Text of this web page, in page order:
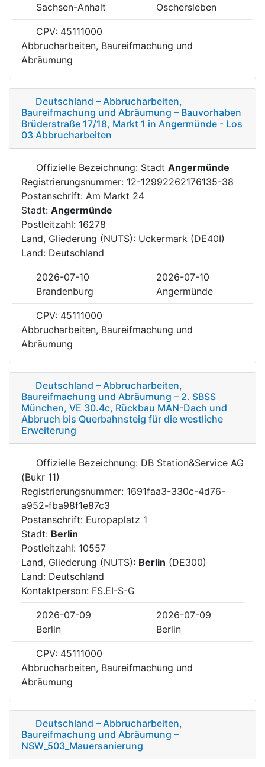
Sachsen-Anhalt
Oschersleben
CPV: 45111000
Abbrucharbeiten, Baureifmachung und
Abräumung
Deutschland – Abbrucharbeiten,
Baureifmachung und Abräumung – Bauvorhaben
Brüderstraße 17/18, Markt 1 in Angermünde - Los
03 Abbrucharbeiten
Offizielle Bezeichnung: Stadt Angermünde
Registrierungsnummer: 12-12992262176135-38
Postanschrift: Am Markt 24
Stadt: Angermünde
Postleitzahl: 16278
Land, Gliederung (NUTS): Uckermark (DE40I)
Land: Deutschland
2026-07-10
2026-07-10
Brandenburg
Angermünde
CPV: 45111000
Abbrucharbeiten, Baureifmachung und
Abräumung
Deutschland – Abbrucharbeiten,
Baureifmachung und Abräumung – 2. SBSS
München, VE 30.4c, Rückbau MAN-Dach und
Abbruch bis Querbahnsteig für die westliche
Erweiterung
Offizielle Bezeichnung: DB Station&Service AG
(Bukr 11)
Registrierungsnummer: 1691faa3-330c-4d76-
a952-fba98f1e87c3
Postanschrift: Europaplatz 1
Stadt: Berlin
Postleitzahl: 10557
Land, Gliederung (NUTS): Berlin (DE300)
Land: Deutschland
Kontaktperson: FS.EI-S-G
2026-07-09
2026-07-09
Berlin
Berlin
CPV: 45111000
Abbrucharbeiten, Baureifmachung und
Abräumung
Deutschland – Abbrucharbeiten,
Baureifmachung und Abräumung –
NSW_503_Mauersanierung